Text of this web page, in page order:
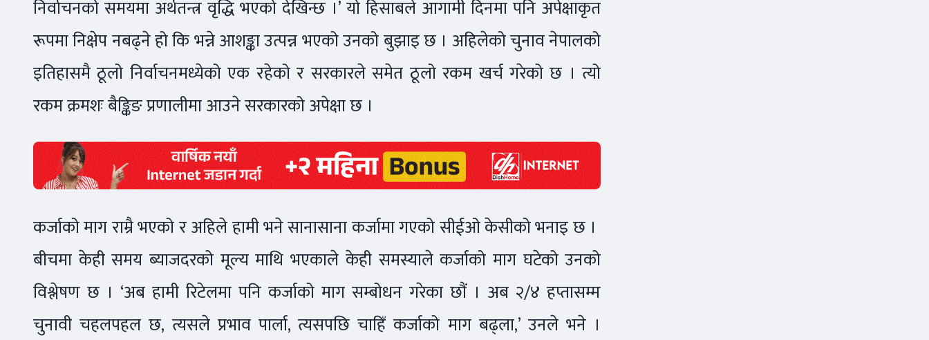
निर्वाचनको समयमा अर्थतन्त्र वृद्धि भएको देखिन्छ ।’ यो हिसाबले आगामी दिनमा पनि अपेक्षाकृत
रूपमा निक्षेप नबढ्ने हो कि भन्ने आशङ्का उत्पन्न भएको उनको बुझाइ छ । अहिलेको चुनाव नेपालको
इतिहासमै ठूलो निर्वाचनमध्येको एक रहेको र सरकारले समेत ठूलो रकम खर्च गरेको छ । त्यो
रकम क्रमशः बैङ्किङ प्रणालीमा आउने सरकारको अपेक्षा छ ।
कर्जाको माग राम्रै भएको र अहिले हामी भने सानासाना कर्जामा गएको सीईओ केसीको भनाइ छ ।
बीचमा केही समय ब्याजदरको मूल्य माथि भएकाले केही समस्याले कर्जाको माग घटेको उनको
विश्लेषण छ । ‘अब हामी रिटेलमा पनि कर्जाको माग सम्बोधन गरेका छौं । अब २/४ हप्तासम्म
चुनावी चहलपहल छ, त्यसले प्रभाव पार्ला, त्यसपछि चाहिँ कर्जाको माग बढ्ला,’ उनले भने ।